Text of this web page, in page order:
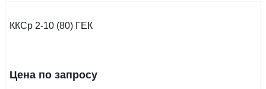
ККСр 2-10 (80) ГЕК
Цена по запросу